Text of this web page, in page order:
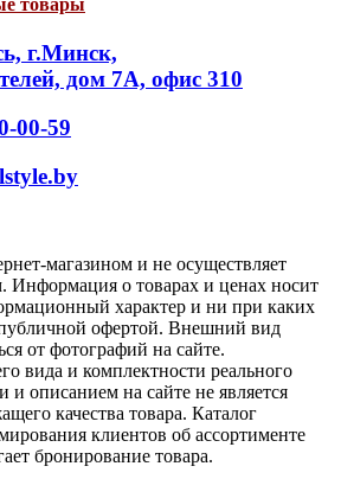
товары
г.Минск,
дом 7А, офис 310
00-59
магазином и не осуществляет
Информация о товарах и ценах носит
характер и ни при каких
публичной офертой. Внешний вид
от фотографий на сайте.
вида и комплектности реального
и описанием на сайте не является
качества товара. Каталог
клиентов об ассортименте
бронирование товара.